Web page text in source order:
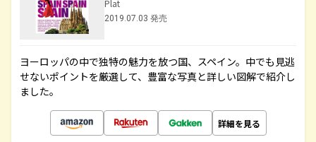
Plat
2019.07.03 発売
ヨーロッパの中で独特の魅力を放つ国、スペイン。中でも見逃
せないポイントを厳選して、豊富な写真と詳しい図解で紹介し
ました。
詳細を見る